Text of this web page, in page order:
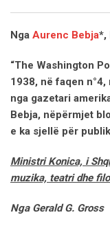
Nga Aurenc Bebja*,
“The Washington
1938, në faqen
nga gazetari
Bebja, nëpërmjet
e ka sjellë për
Ministri Konica, i
muzika, teatri dhe
Nga Gerald G. Gross